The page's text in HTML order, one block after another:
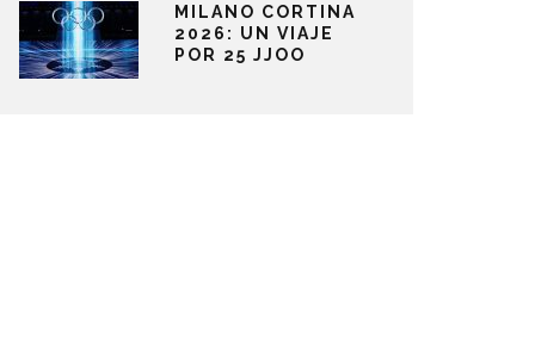
MILANO CORTINA
2026: UN VIAJE
POR 25 JJOO